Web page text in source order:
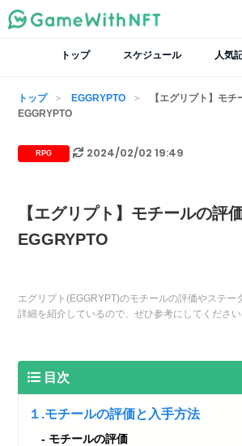
トップ スケジュール 人気
トップ EGGRYPTO
【エグリプト】モチ
EGGRYPTO
RPG 2024/02/02 19:49
【エグリプト】モチールの評
EGGRYPTO
エグリプト(EGGRYPT)のモチールの評価やステー
詳細を紹介しているので、ぜひ参考にしてください
目次
１.モチールの評価と入手方法
モチールの評価